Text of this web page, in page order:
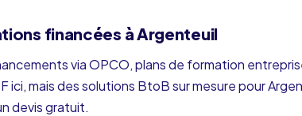
financées à Argenteuil
via OPCO, plans de formation
ici, mais des solutions BtoB sur mesure pour
devis gratuit.